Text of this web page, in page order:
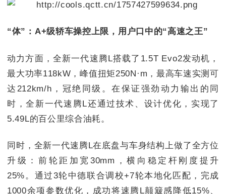
“体”：A+级轿车操控上限，用户口中的“高速之王”
动力方面，全新一代速腾L搭载了1.5T Evo2发动机，
最大功率118kW，峰值扭矩250N·m，最高车速实测可
达212km/h，冠绝同级。在保证强劲动力输出的同
时，全新一代速腾L还通过技术、设计优化，实现了
5.49L的百公里综合油耗。
同时，全新一代速腾L在底盘与车身结构上做了全方位
升级：前轮距加宽30mm，横向稳定杆刚度提升
25%。通过3轮中德联合调校+7轮本地化匹配，完成
1000余项参数优化，成功将速腾L颠簸感降低15%、